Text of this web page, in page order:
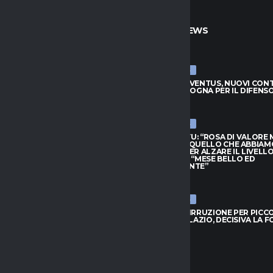
ULTIME NEWS
ULTIME NEWS
LUCUMÍ-JUVENTUS, NUOVI
CON IL BOLOGNA PER IL
ULTIME NEWS
INTER, CHIVU: “ROSA DI VALORE
SAPPIAMO QUELLO CHE
BISOGNO PER ALZARE IL
PROVEDEL: “MESE BELLO ED
EMOZIONANTE”
ULTIME NEWS
BOLOGNA, IRRUZIONE PER
A GENOA E LAZIO, DECISIVA LA